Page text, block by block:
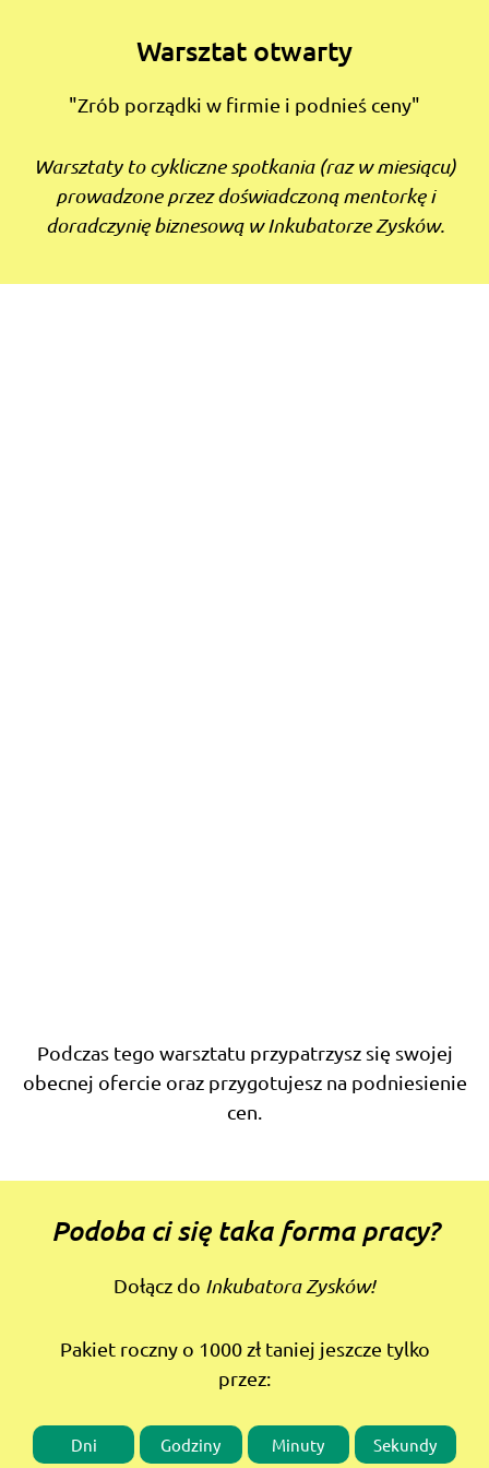
Warsztat otwarty
"Zrób porządki w firmie i podnieś ceny"
Warsztaty to cykliczne spotkania (raz w miesiącu)
prowadzone przez doświadczoną mentorkę i
doradczynię biznesową w Inkubatorze Zysków.
Podczas tego warsztatu przypatrzysz się swojej
obecnej ofercie oraz przygotujesz na podniesienie
cen.
Podoba ci się taka forma pracy?
Dołącz do Inkubatora Zysków!
Pakiet roczny o 1000 zł taniej jeszcze tylko
przez:
Dni Godziny Minuty Sekundy